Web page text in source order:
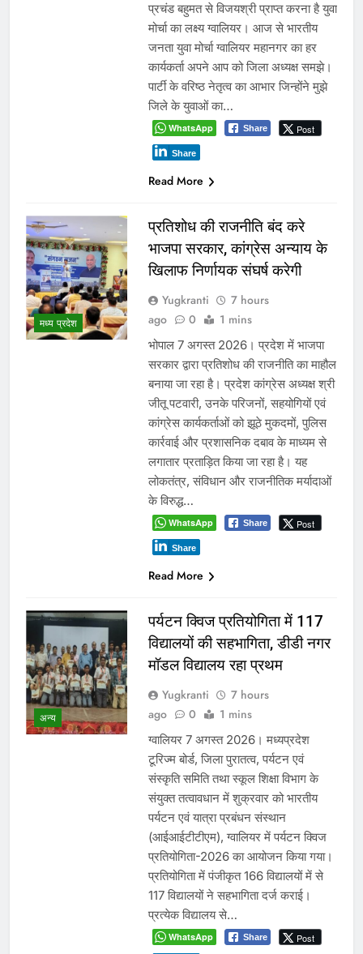
प्रचंड बहुमत से विजयश्री प्राप्त करना है युवा
मोर्चा का लक्ष्य ग्वालियर। आज से भारतीय
जनता युवा मोर्चा ग्वालियर महानगर का हर
कार्यकर्ता अपने आप को जिला अध्यक्ष समझे।
पार्टी के वरिष्ठ नेतृत्व का आभार जिन्होंने मुझे
जिले के युवाओं का…
WhatsApp Share Post
Share
Read More
मध्य प्रदेश
प्रतिशोध की राजनीति बंद करे
भाजपा सरकार, कांग्रेस अन्याय के
खिलाफ निर्णायक संघर्ष करेगी
Yugkranti
7 hours
ago
0 1 mins
भोपाल 7 अगस्त 2026। प्रदेश में भाजपा
सरकार द्वारा प्रतिशोध की राजनीति का माहौल
बनाया जा रहा है। प्रदेश कांग्रेस अध्यक्ष श्री
जीतू पटवारी, उनके परिजनों, सहयोगियों एवं
कांग्रेस कार्यकर्ताओं को झूठे मुकदमों, पुलिस
कार्रवाई और प्रशासनिक दबाव के माध्यम से
लगातार प्रताड़ित किया जा रहा है। यह
लोकतंत्र, संविधान और राजनीतिक मर्यादाओं
के विरुद्ध…
WhatsApp Share Post
Share
Read More
अन्य
पर्यटन क्विज प्रतियोगिता में 117
विद्यालयों की सहभागिता, डीडी नगर
मॉडल विद्यालय रहा प्रथम
Yugkranti
7 hours
ago
0 1 mins
ग्वालियर 7 अगस्त 2026। मध्यप्रदेश
टूरिज्म बोर्ड, जिला पुरातत्व, पर्यटन एवं
संस्कृति समिति तथा स्कूल शिक्षा विभाग के
संयुक्त तत्वावधान में शुक्रवार को भारतीय
पर्यटन एवं यात्रा प्रबंधन संस्थान
(आईआईटीटीएम), ग्वालियर में पर्यटन क्विज
प्रतियोगिता-2026 का आयोजन किया गया।
प्रतियोगिता में पंजीकृत 166 विद्यालयों में से
117 विद्यालयों ने सहभागिता दर्ज कराई।
प्रत्येक विद्यालय से…
WhatsApp Share Post